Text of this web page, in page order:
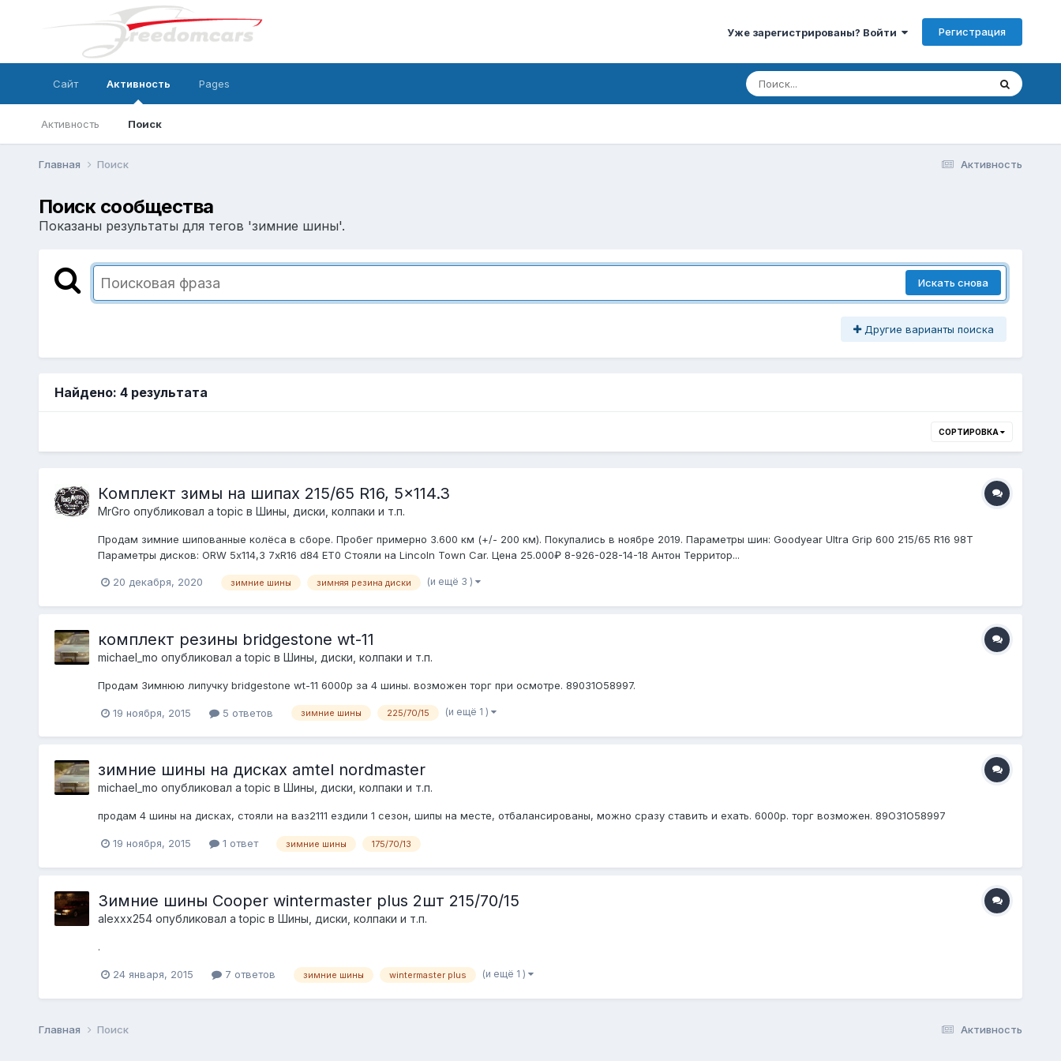
Уже зарегистрированы? Войти Регистрация
Сайт Активность
Активность Поиск
Pages
Активность
Главная Поиск
Поиск сообщества
Показаны результаты для тегов 'зимние шины'.
Искать снова
Другие варианты поиска
Найдено: 4 результата
СОРТИРОВКА
Комплект зимы на шипах 215/65 R16, 5x114.3
MrGro опубликовал a topic в Шины, диски, колпаки и т.п.
Продам зимние шипованные колёса в сборе. Пробег примерно 3.600 км (+/- 200 км). Покупались в ноябре 2019. Параметры шин: Goodyear Ultra Grip 600 215/65 R16 98T
Параметры дисков: ORW 5х114,3 7xR16 d84 ET0 Стояли на Lincoln Town Car. Цена 25.000₽ 8-926-028-14-18 Антон Территор...
20 декабря, 2020 зимние шины зимняя резина диски (и ещё 3 )
комплект резины bridgestone wt-11
michael_mo опубликовал a topic в Шины, диски, колпаки и т.п.
Продам Зимнюю липучку bridgestone wt-11 6000р за 4 шины. возможен торг при осмотре. 89031О58997.
19 ноября, 2015 5 ответов зимние шины 225/70/15 (и ещё 1 )
зимние шины на дисках amtel nordmaster
michael_mo опубликовал a topic в Шины, диски, колпаки и т.п.
продам 4 шины на дисках, стояли на ваз2111 ездили 1 сезон, шипы на месте, отбалансированы, можно сразу ставить и ехать. 6000р. торг возможен. 89О31О58997
19 ноября, 2015 1 ответ зимние шины 175/70/13
Зимние шины Cooper wintermaster plus 2шт 215/70/15
alexxx254опубликовал a topic в Шины, диски, колпаки и т.п.
.
24 января, 2015 7 ответов зимние шины wintermaster plus (и ещё 1 )
Активность
Главная Поиск